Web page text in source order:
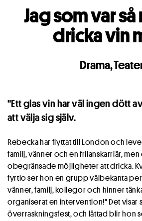
Jag som var
dricka vin
Drama,
"Ett glas vin har väl ingen dött
att välja sig själv.
Rebecka har flyttat till London och
familj, vänner och en frilanskarriär,
obegränsade möjligheter att dricka.
fyrtio ser hon en grupp välbekanta
vänner, familj, kollegor och hinner
organiserat en intervention!" Det visar
överraskningsfest, och lättad blir hon